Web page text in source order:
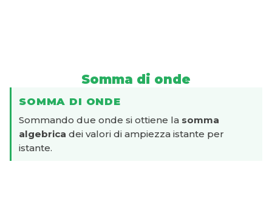
Somma di onde
SOMMA DI ONDE
Sommando due onde si ottiene la somma
algebrica dei valori di ampiezza istante per
istante.